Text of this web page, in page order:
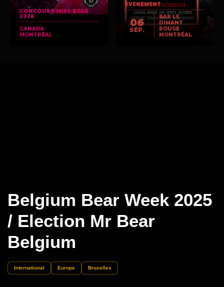
CONCOURS MISS BEAR
2026
CANADA
MONTRÉAL
EVENEMENT
06
SEP.
BAR LE
DIMANT
ROUGE
MONTRÉAL
Belgium Bear Week 2025
/ Election Mr Bear
Belgium
International Europe Bruxelles